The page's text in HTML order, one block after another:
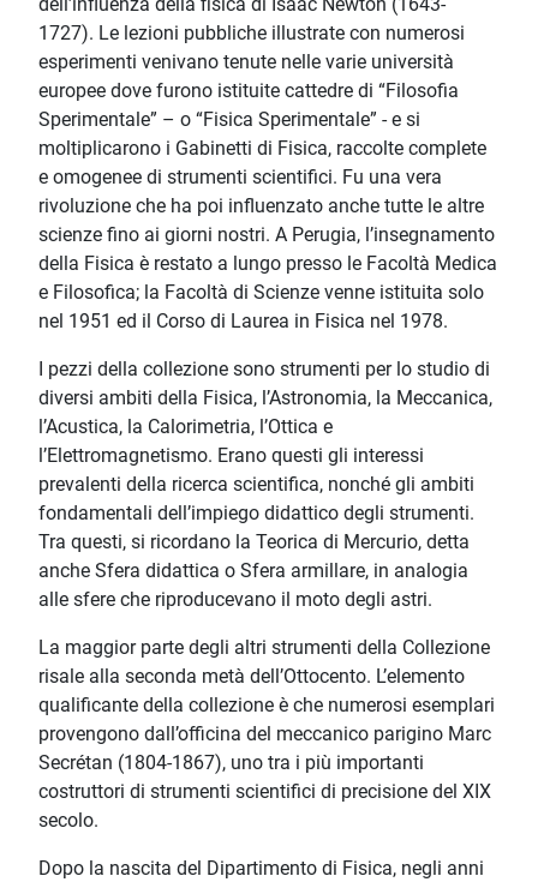
dell’influenza della fisica di Isaac Newton (1643-
1727). Le lezioni pubbliche illustrate con numerosi
esperimenti venivano tenute nelle varie università
europee dove furono istituite cattedre di “Filosofia
Sperimentale” – o “Fisica Sperimentale” - e si
moltiplicarono i Gabinetti di Fisica, raccolte complete
e omogenee di strumenti scientifici. Fu una vera
rivoluzione che ha poi influenzato anche tutte le altre
scienze fino ai giorni nostri. A Perugia, l’insegnamento
della Fisica è restato a lungo presso le Facoltà Medica
e Filosofica; la Facoltà di Scienze venne istituita solo
nel 1951 ed il Corso di Laurea in Fisica nel 1978.
I pezzi della collezione sono strumenti per lo studio di
diversi ambiti della Fisica, l’Astronomia, la Meccanica,
l’Acustica, la Calorimetria, l’Ottica e
l’Elettromagnetismo. Erano questi gli interessi
prevalenti della ricerca scientifica, nonché gli ambiti
fondamentali dell’impiego didattico degli strumenti.
Tra questi, si ricordano la Teorica di Mercurio, detta
anche Sfera didattica o Sfera armillare, in analogia
alle sfere che riproducevano il moto degli astri.
La maggior parte degli altri strumenti della Collezione
risale alla seconda metà dell’Ottocento. L’elemento
qualificante della collezione è che numerosi esemplari
provengono dall’officina del meccanico parigino Marc
Secrétan (1804-1867), uno tra i più importanti
costruttori di strumenti scientifici di precisione del XIX
secolo.
Dopo la nascita del Dipartimento di Fisica, negli anni